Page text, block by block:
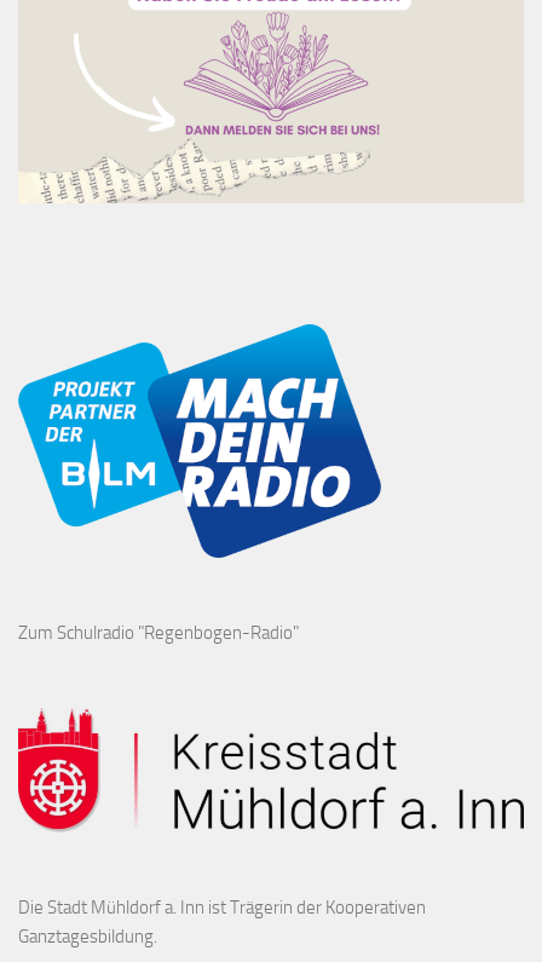
Zum Schulradio "Regenbogen-Radio"
Die Stadt Mühldorf a. Inn ist Trägerin der Kooperativen
Ganztagesbildung.